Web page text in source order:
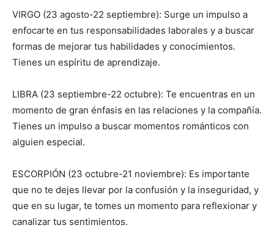
VIRGO (23 agosto-22 septiembre): Surge un impulso a
enfocarte en tus responsabilidades laborales y a buscar
formas de mejorar tus habilidades y conocimientos.
Tienes un espíritu de aprendizaje.
LIBRA (23 septiembre-22 octubre): Te encuentras en un
momento de gran énfasis en las relaciones y la compañía.
Tienes un impulso a buscar momentos románticos con
alguien especial.
ESCORPIÓN (23 octubre-21 noviembre): Es importante
que no te dejes llevar por la confusión y la inseguridad, y
que en su lugar, te tomes un momento para reflexionar y
canalizar tus sentimientos.